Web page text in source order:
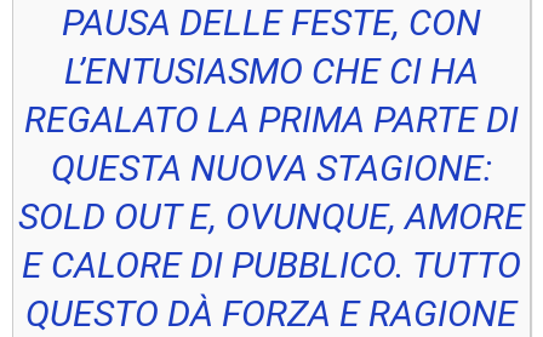
PAUSA DELLE FESTE, CON
L’ENTUSIASMO CHE CI HA
REGALATO LA PRIMA PARTE DI
QUESTA NUOVA STAGIONE:
SOLD OUTE, OVUNQUE, AMORE
E CALORE DI PUBBLICO. TUTTO
QUESTO DÀ FORZA E RAGIONE